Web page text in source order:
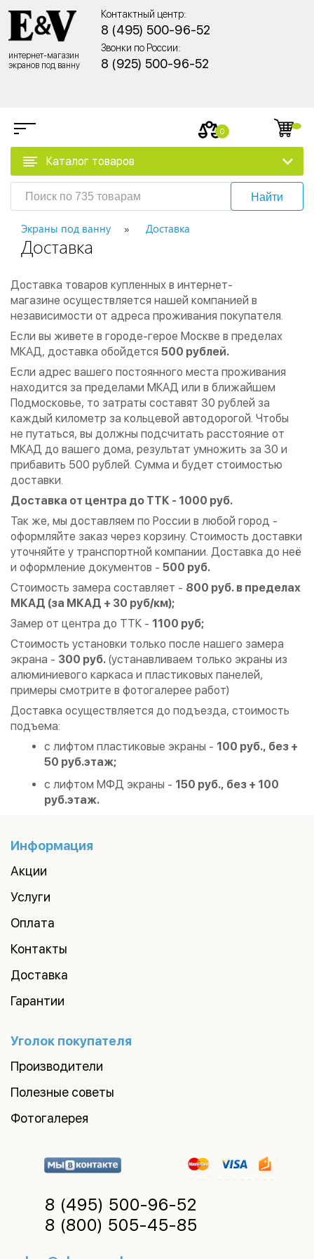
интернет-магазин
экранов под ванну
Контактный центр:
8 (495) 500-96-52
Звонки по России:
8 (925) 500-96-52
0
Каталог товаров
Найти
Экраны под ванну Доставка
Доставка
Доставка товаров купленных в интернет-
магазине осуществляется нашей компанией в
независимости от адреса проживания покупателя.
Если вы живете в городе-герое Москве в пределах
МКАД, доставка обойдется 500 рублей.
Если адрес вашего постоянного места проживания
находится за пределами МКАД или в ближайшем
Подмосковье, то затраты составят 30 рублей за
каждый километр за кольцевой автодорогой. Чтобы
не путаться, вы должны подсчитать расстояние от
МКАД до вашего дома, результат умножить за 30 и
прибавить 500 рублей. Сумма и будет стоимостью
доставки.
Доставка от центра до ТТК - 1000 руб.
Так же, мы доставляем по России в любой город -
оформляйте заказ через корзину. Стоимость доставки
уточняйте у транспортной компании. Доставка до неё
и оформление документов - 500 руб.
Стоимость замера составляет - 800 руб. в пределах
МКАД (за МКАД + 30 руб/км);
Замер от центра до ТТК - 1100 руб;
Стоимость установки только после нашего замера
экрана - 300 руб. (устанавливаем только экраны из
алюминиевого каркаса и пластиковых панелей,
примеры смотрите в фотогалерее работ)
Доставка осуществляется до подъезда, стоимость
подъема:
с лифтом пластиковые экраны - 100 руб., без +
50 руб.этаж;
с лифтом МФД экраны - 150 руб., без + 100
руб.этаж.
Информация
Акции
Услуги
Оплата
Контакты
Доставка
Гарантии
Уголок покупателя
Производители
Полезные советы
Фотогалерея
8 (495) 500-96-52
8 (800) 505-45-85